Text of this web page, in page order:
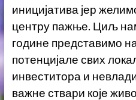
иницијатива јер
центру пажње. Циљ
године представимо
потенцијале свих
инвеститора и
важне ствари које